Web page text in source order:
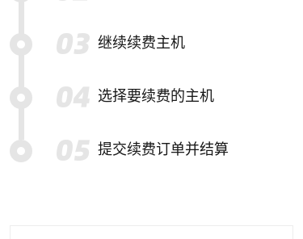
继续续费主机
选择要续费的主机
提交续费订单并结算